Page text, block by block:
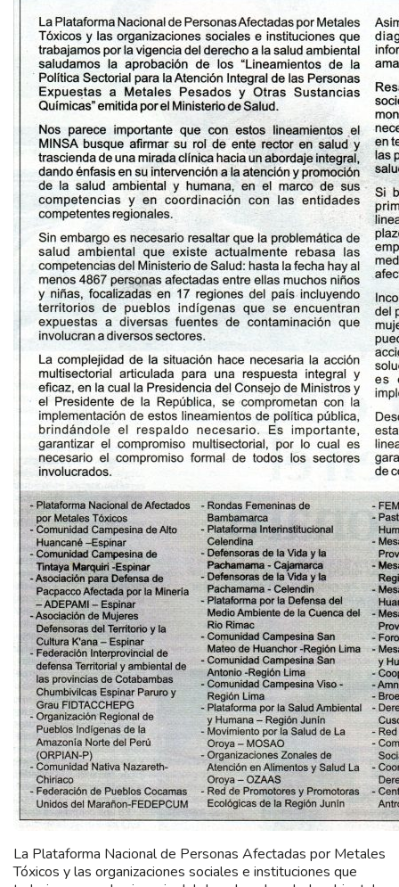
La Plataforma Nacional de Personas Afectadas por Metales
Tóxicos y las organizaciones sociales e instituciones que